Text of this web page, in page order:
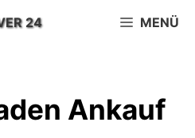
24 MENÜ
Ankauf